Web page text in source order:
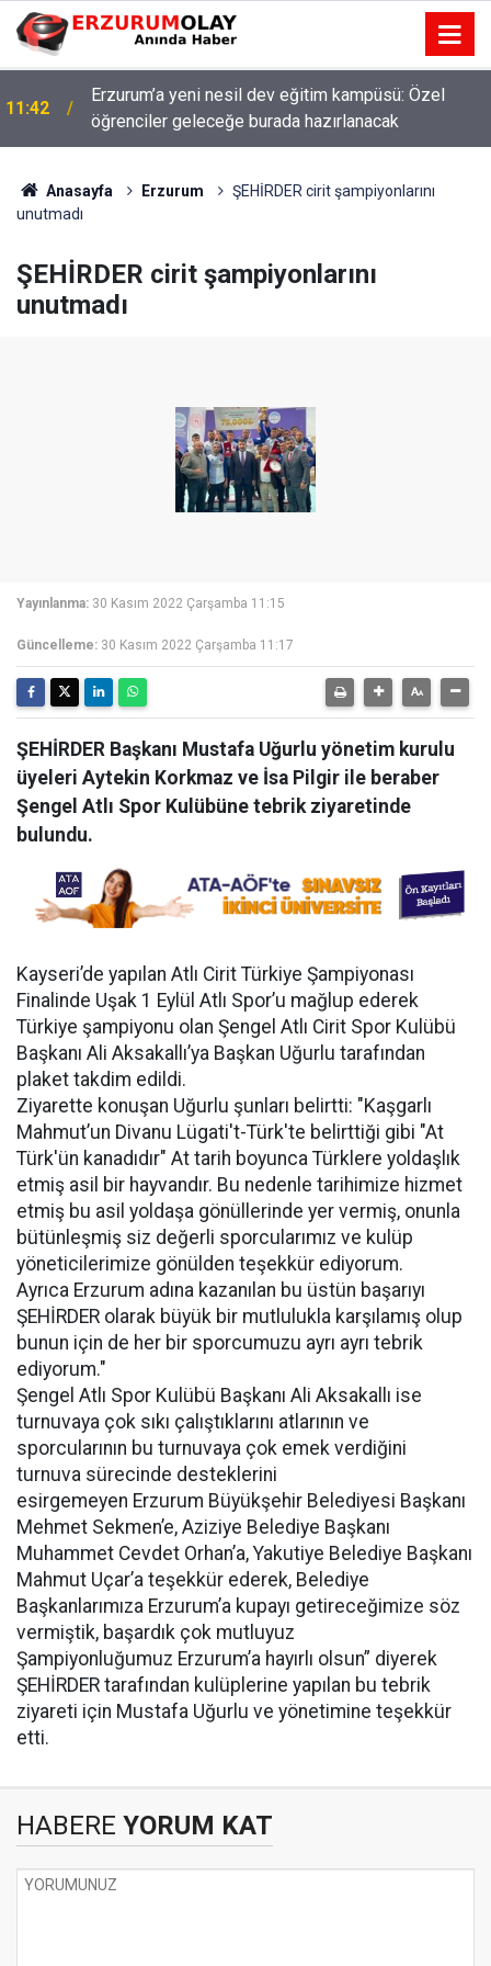
11:42
Erzurum’a yeni nesil dev eğitim kampüsü: Özel
öğrenciler geleceğe burada hazırlanacak
Anasayfa Erzurum
ŞEHİRDER cirit şampiyonlarını
unutmadı
ŞEHİRDER cirit şampiyonlarını
unutmadı
Yayınlanma: 30 Kasım 2022 Çarşamba 11:15
Güncelleme: 30 Kasım 2022 Çarşamba 11:17
ŞEHİRDER Başkanı Mustafa Uğurlu yönetim kurulu
üyeleri Aytekin Korkmaz ve İsa Pilgir ile beraber
Şengel Atlı Spor Kulübüne tebrik ziyaretinde
bulundu.
Kayseri’de yapılan Atlı Cirit Türkiye Şampiyonası
Finalinde Uşak 1 Eylül Atlı Spor’u mağlup ederek
Türkiye şampiyonu olan Şengel Atlı Cirit Spor Kulübü
Başkanı Ali Aksakallı’ya Başkan Uğurlu tarafından
plaket takdim edildi.
Ziyarette konuşan Uğurlu şunları belirtti: "Kaşgarlı
Mahmut’un Divanu Lügati't-Türk'te belirttiği gibi "At
Türk'ün kanadıdır" At tarih boyunca Türklere yoldaşlık
etmiş asil bir hayvandır. Bu nedenle tarihimize hizmet
etmiş bu asil yoldaşa gönüllerinde yer vermiş, onunla
bütünleşmiş siz değerli sporcularımız ve kulüp
yöneticilerimize gönülden teşekkür ediyorum.
Ayrıca Erzurum adına kazanılan bu üstün başarıyı
ŞEHİRDER olarak büyük bir mutlulukla karşılamış olup
bunun için de her bir sporcumuzu ayrı ayrı tebrik
ediyorum."
Şengel Atlı Spor Kulübü Başkanı Ali Aksakallı ise
turnuvaya çok sıkı çalıştıklarını atlarının ve
sporcularının bu turnuvaya çok emek verdiğini
turnuva sürecinde desteklerini
esirgemeyen Erzurum Büyükşehir Belediyesi Başkanı
Mehmet Sekmen’e, Aziziye Belediye Başkanı
Muhammet Cevdet Orhan’a, Yakutiye Belediye Başkanı
Mahmut Uçar’a teşekkür ederek, Belediye
Başkanlarımıza Erzurum’a kupayı getireceğimize söz
vermiştik, başardık çok mutluyuz
Şampiyonluğumuz Erzurum’a hayırlı olsun” diyerek
ŞEHİRDER tarafından kulüplerine yapılan bu tebrik
ziyareti için Mustafa Uğurlu ve yönetimine teşekkür
etti.
HABERE YORUM KAT